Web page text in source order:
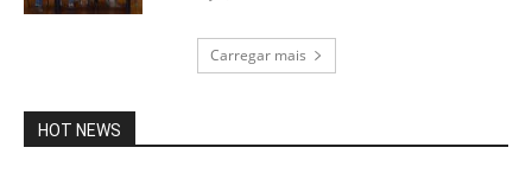
Carregar mais
HOT NEWS